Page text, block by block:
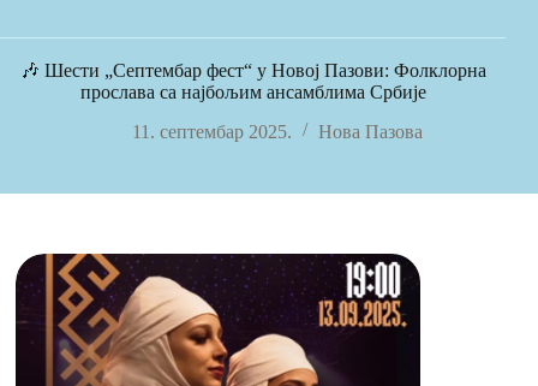
🎶 Шести „Септембар фест“ у Новој Пазови: Фолклорна
прослава са најбољим ансамблима Србије
11. септембар 2025.
Нова Пазова